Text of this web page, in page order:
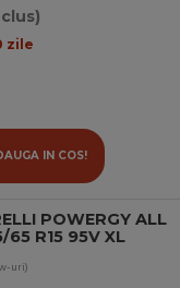
zile
IN COS!
POWERGY ALL
65 R15 95V XL
uri)